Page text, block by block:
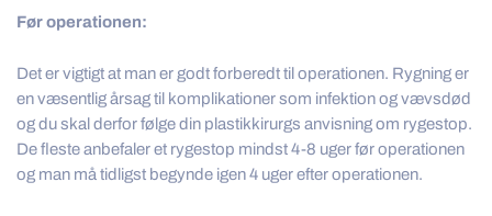
Før operationen:
Det er vigtigt at man er godt forberedt til operationen. Rygning er
en væsentlig årsag til komplikationer som infektion og vævsdød
og du skal derfor følge din plastikkirurgs anvisning om rygestop.
De fleste anbefaler et rygestop mindst 4-8 uger før operationen
og man må tidligst begynde igen 4 uger efter operationen.